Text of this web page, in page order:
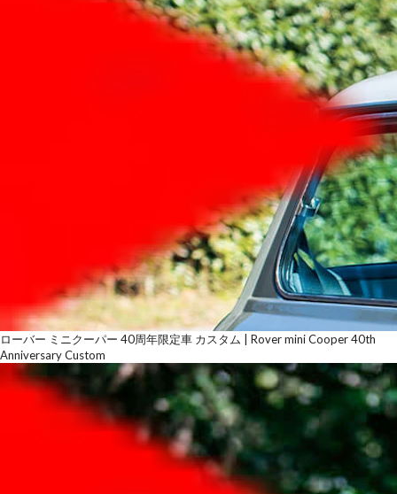
ローバー ミニクーパー 40周年限定車 カスタム | Rover mini Cooper 40th
Anniversary Custom